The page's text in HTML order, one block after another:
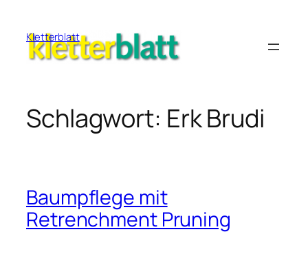
Inhalt
springen
Kletterblatt
Schlagwort: Erk Brudi
Baumpflege mit
Retrenchment Pruning